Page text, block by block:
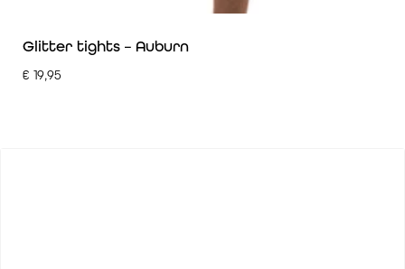
Glitter tights – Auburn
€ 19,95